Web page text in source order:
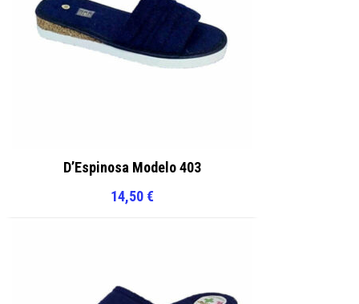
D’Espinosa Modelo 403
14,50€